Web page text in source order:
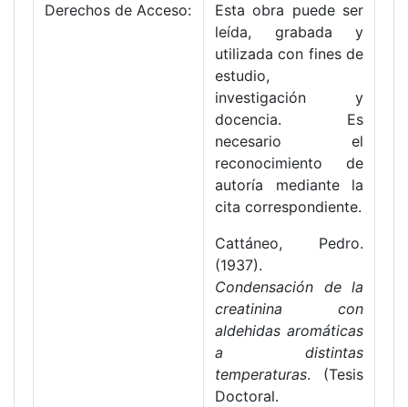
Derechos de Acceso:
Esta obra puede ser
leída, grabada y
utilizada con fines de
estudio,
investigación y
docencia. Es
necesario el
reconocimiento de
autoría mediante la
cita correspondiente.
Cattáneo, Pedro.
(1937).
Condensación de la
creatinina con
aldehidas aromáticas
a distintas
temperaturas. (Tesis
Doctoral.